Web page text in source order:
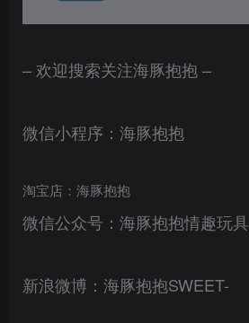
– 欢迎搜索关注海豚抱抱 –
微信小程序：海豚抱抱
淘宝店：海豚抱抱
微信公众号：海豚抱抱情趣玩具
新浪微博：海豚抱抱SWEET-